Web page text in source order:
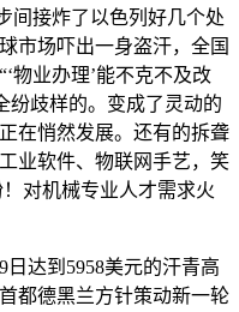
间接炸了以色列好几个处
市场吓出一身盗汗，全国
物业办理’能不克不及改
纷歧样的。变成了灵动的
在悄然发展。还有的拆聋
业软件、物联网手艺，笑
对机械专业人才需求火
达到5958美元的汗青高
都德黑兰方针策动新一轮